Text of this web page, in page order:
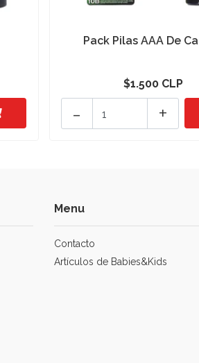
Pack Pilas AAA De
$1.500 CLP
+
-
Menu
Contacto
Artículos de Babies&Kids